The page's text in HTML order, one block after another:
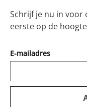
Schrijf je nu in voor
eerste op de
E-mailadres